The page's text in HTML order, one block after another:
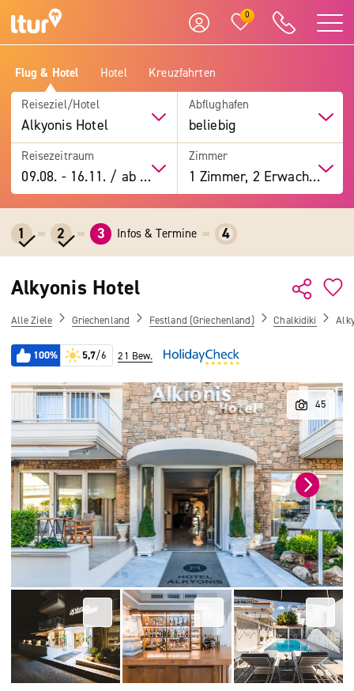
0
Flug & Hotel Hotel Kreuzfahrten
Reiseziel/Hotel
Alkyonis Hotel
Abflughafen
beliebig
Reisezeitraum
09.08. -16.11. / ab 7 Tage
Zimmer
1 Zimmer, 2 Erwachsene
1 2 3 Infos & Termine 4
Alkyonis Hotel
Alle Ziele Griechenland Festland (Griechenland) Chalkidiki
100% 5,7/6 21 Bew.